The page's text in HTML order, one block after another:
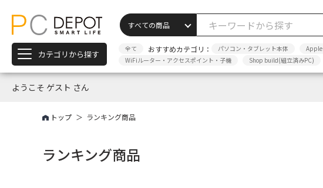
カテゴリから探す 全て おすすめカテゴリ： パソコン・タブレット本体 Apple
WiFiルーター・アクセスポイント・子機
Shop build(組立済みPC)
ようこそ ゲスト さん
トップ ランキング商品
ランキング商品